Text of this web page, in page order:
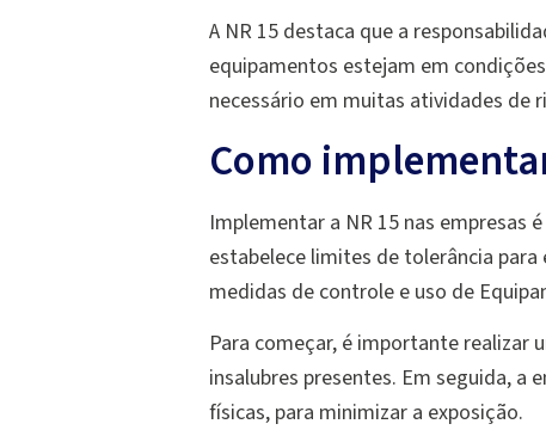
A NR 15 destaca que a
equipamentos estejam em
necessário em muitas atividades de
Como
Implementar a NR 15 nas empresas
estabelece limites de tolerância
medidas de controle e uso de
Para começar, é importante realizar
insalubres presentes. Em seguida,
físicas, para minimizar a exposição.